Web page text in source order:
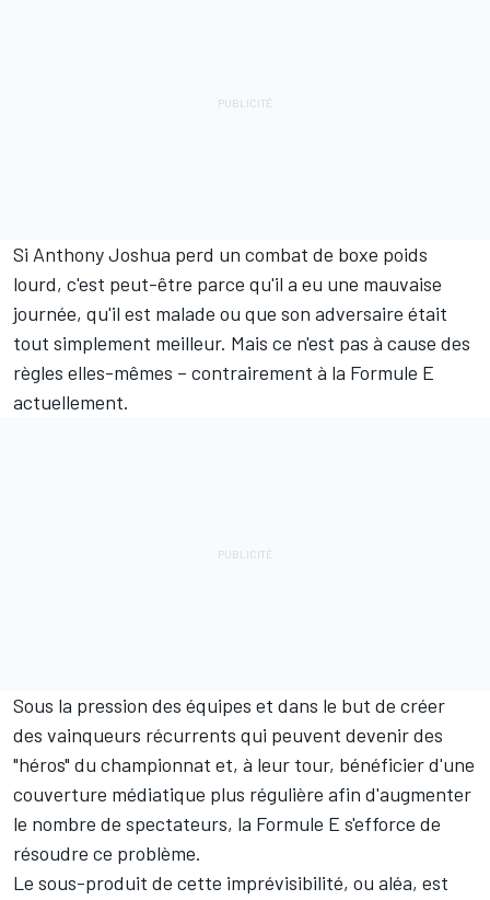
Si Anthony Joshua perd un combat de boxe poids
actuellement.